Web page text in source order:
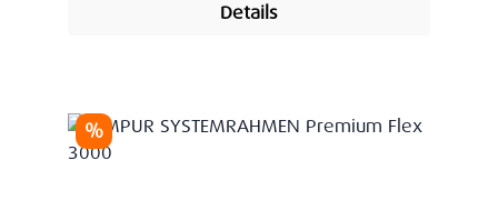
Details
Rabatt
%